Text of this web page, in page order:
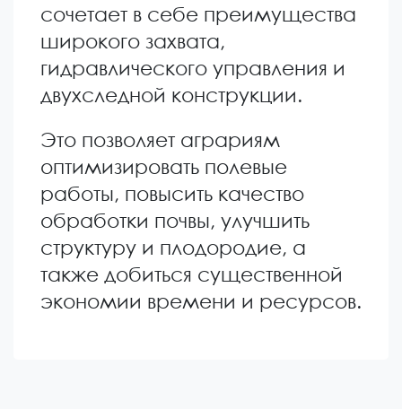
сочетает в себе преимущества
широкого захвата,
гидравлического управления и
двухследной конструкции.
Это позволяет аграриям
оптимизировать полевые
работы, повысить качество
обработки почвы, улучшить
структуру и плодородие, а
также добиться существенной
экономии времени и ресурсов.